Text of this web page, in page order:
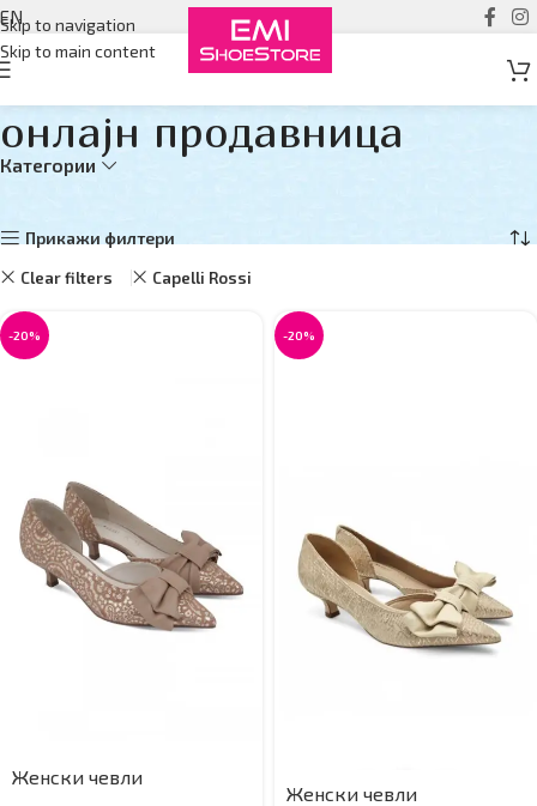
Skip to navigation
Skip to main content
EN
онлајн продавница
Категории
Прикажи филтери
Clear filters Capelli Rossi
-20%
Женски чевли
-20%
Женски чевли